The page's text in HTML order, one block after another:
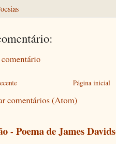
Página inicial
comentários (Atom)
- Poema de James